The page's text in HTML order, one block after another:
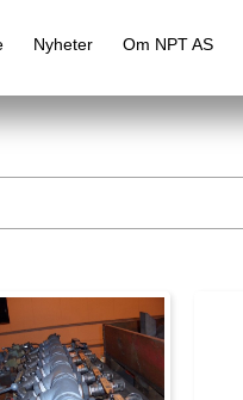
Nyheter Om NPT AS